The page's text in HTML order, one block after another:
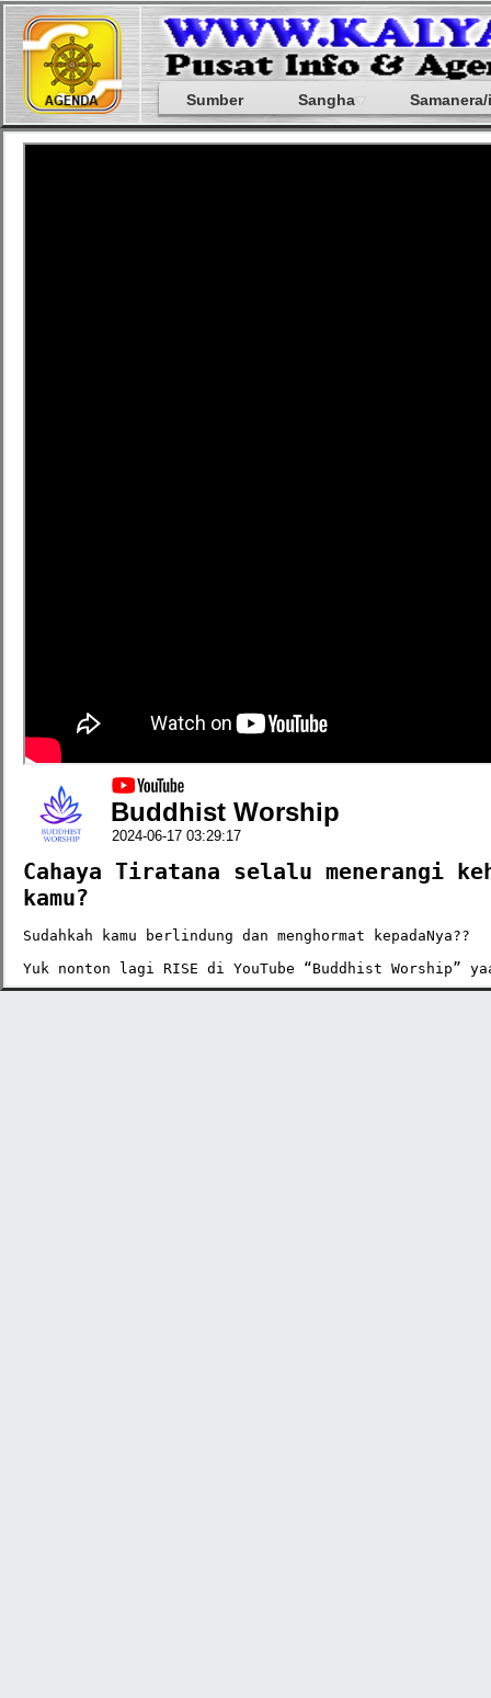
Sumber Sangha
Buddhist Worship
2024-06-17 03:29:17
Cahaya Tiratana selalu menerangi
kamu?
Sudahkah kamu berlindung dan menghormat kepadaNya??
Yuk nonton lagi RISE di YouTube “Buddhist Worship”